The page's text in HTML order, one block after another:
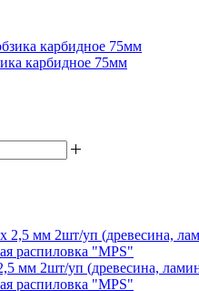
карбидное 75мм
мм 2шт/уп (древесина,
распиловка "MPS"